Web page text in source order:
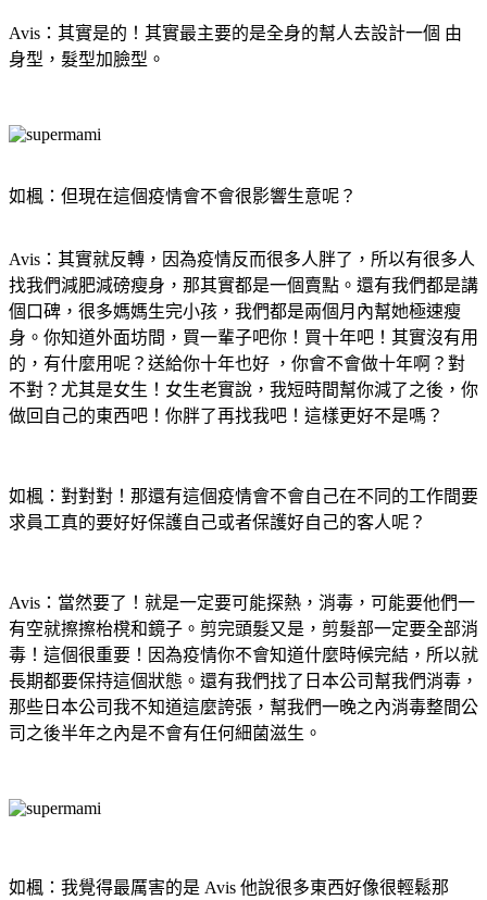
Avis：其實是的！其實最主要的是全身的幫人去設計一個 由
身型，髮型加臉型。
如楓：但現在這個疫情會不會很影響生意呢？
Avis：其實就反轉，因為疫情反而很多人胖了，所以有很多人
找我們減肥減磅瘦身，那其實都是一個賣點。還有我們都是講
個口碑，很多媽媽生完小孩，我們都是兩個月內幫她極速瘦
身。你知道外面坊間，買一輩子吧你！買十年吧！其實沒有用
的，有什麼用呢？送給你十年也好 ，你會不會做十年啊？對
不對？尤其是女生！女生老實說，我短時間幫你減了之後，你
做回自己的東西吧！你胖了再找我吧！這樣更好不是嗎？
如楓：對對對！那還有這個疫情會不會自己在不同的工作間要
求員工真的要好好保護自己或者保護好自己的客人呢？
Avis：當然要了！就是一定要可能探熱，消毒，可能要他們一
有空就擦擦枱櫈和鏡子。剪完頭髮又是，剪髮部一定要全部消
毒！這個很重要！因為疫情你不會知道什麼時候完結，所以就
長期都要保持這個狀態。還有我們找了日本公司幫我們消毒，
那些日本公司我不知道這麼誇張，幫我們一晚之內消毒整間公
司之後半年之內是不會有仼何細菌滋生。
如楓：我覺得最厲害的是 Avis 他說很多東西好像很輕鬆那